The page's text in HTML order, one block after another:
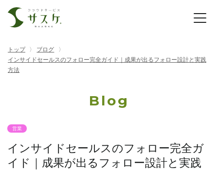
トップ
ブログ
インサイドセールスのフォロー完全ガイド｜成果が出るフォロー設計と実践
方法
Blog
営業
インサイドセールスのフォロー完全ガ
イド｜成果が出るフォロー設計と実践